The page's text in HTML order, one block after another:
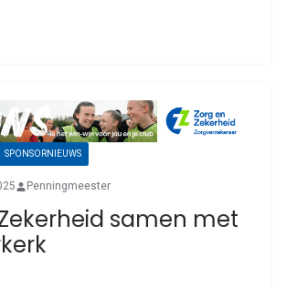
SPONSORNIEUWS
Penningmeester
samen met